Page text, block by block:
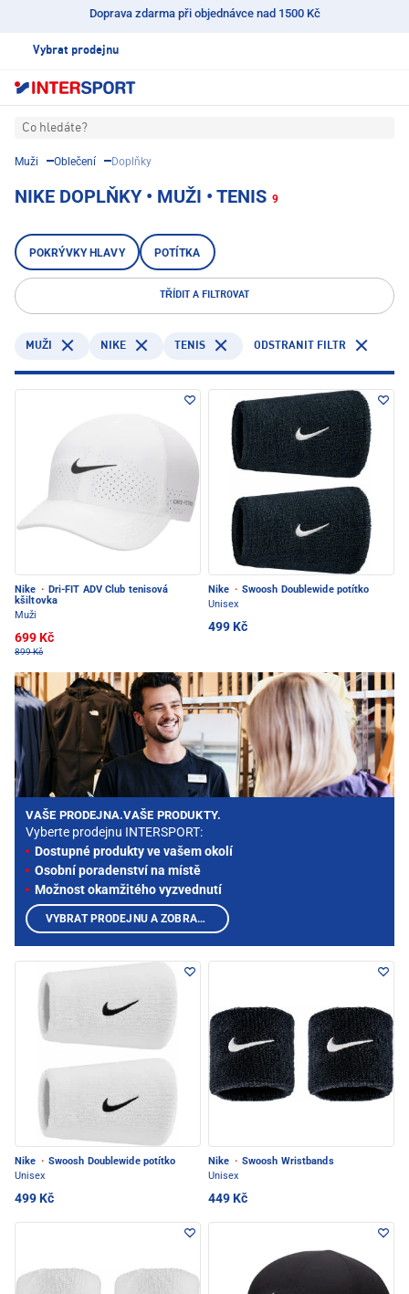
Doprava zdarma při objednávce nad 1500 Kč
Vybrat prodejnu
Co hledáte?
Muži Oblečení Doplňky
NIKE DOPLŇKY • MUŽI • TENIS 9
POKRÝVKY HLAVY POTÍTKA
TŘÍDIT A FILTROVAT
MUŽI NIKE TENIS ODSTRANIT FILTR
Nike · Dri-FIT ADV Club tenisová
kšiltovka
Muži
699 Kč
899 Kč
Nike · Swoosh Doublewide potítko
Unisex
499 Kč
Nike · Swoosh Doublewide potítko
Unisex
499 Kč
Nike · Swoosh Wristbands
Unisex
449 Kč
VAŠE PRODEJNA.VAŠE PRODUKTY.
Vyberte prodejnu INTERSPORT:
Dostupné produkty ve vašem okolí
Osobní poradenství na místě
Možnost okamžitého vyzvednutí
VYBRAT PRODEJNU A ZOBRAZIT PRODUKTY